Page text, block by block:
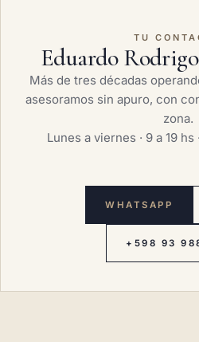
TU
Eduardo
Más de tres décadas
asesoramos sin apuro, con
zona.
Lunes a viernes · 9 a 19 hs
WHATSAPP
+598 93